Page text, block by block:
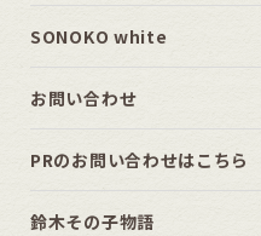
SONOKO white
お問い合わせ
PRのお問い合わせはこちら
鈴木その子物語